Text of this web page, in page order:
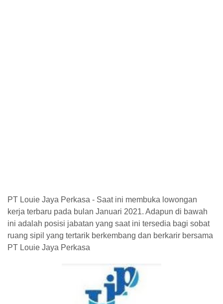
PT Louie Jaya Perkasa - Saat ini membuka lowongan
kerja terbaru pada bulan Januari 2021. Adapun di bawah
ini adalah posisi jabatan yang saat ini tersedia bagi sobat
ruang sipil yang tertarik berkembang dan berkarir bersama
PT Louie Jaya Perkasa